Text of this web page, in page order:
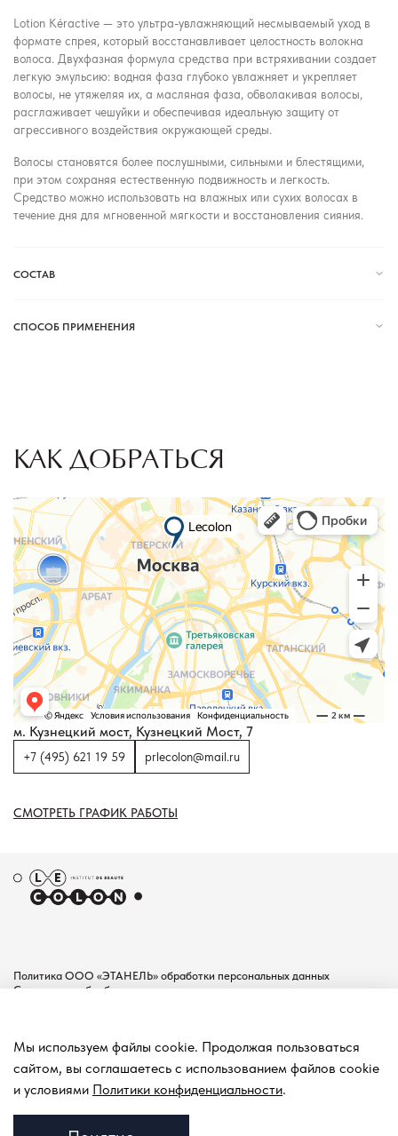
Lotion Kéractive — это ультра-увлажняющий несмываемый уход в
формате спрея, который восстанавливает целостность волокна
волоса. Двухфазная формула средства при встряхивании создает
легкую эмульсию: водная фаза глубоко увлажняет и укрепляет
волосы, не утяжеляя их, а масляная фаза, обволакивая волосы,
расглаживает чешуйки и обеспечивая идеальную защиту от
агрессивного воздействия окружающей среды.
Волосы становятся более послушными, сильными и блестящими,
при этом сохраняя естественную подвижность и легкость.
Средство можно использовать на влажных или сухих волосах в
течение дня для мгновенной мягкости и восстановления сияния.
СОСТАВ
СПОСОБ ПРИМЕНЕНИЯ
м. Кузнецкий мост, Кузнецкий Мост, 7
+7 (495) 621 19 59 prlecolon@mail.ru
СМОТРЕТЬ ГРАФИК РАБОТЫ
КАК ДОБРАТЬСЯ
Политика ООО «ЭТАНЕЛЬ» обработки персональных данных
Согласие на обработку персональных данных
Контакты
Покупателям
Мы используем файлы cookie. Продолжая пользоваться
сайтом, вы соглашаетесь с использованием файлов cookie
и условиями Политики конфиденциальности.